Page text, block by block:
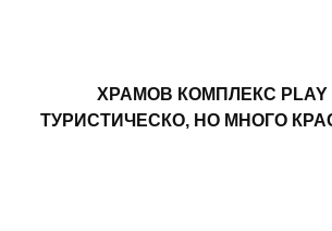
ХРАМОВ КОМПЛЕКС PLAY
ТУРИСТИЧЕСКО, НО МНОГО